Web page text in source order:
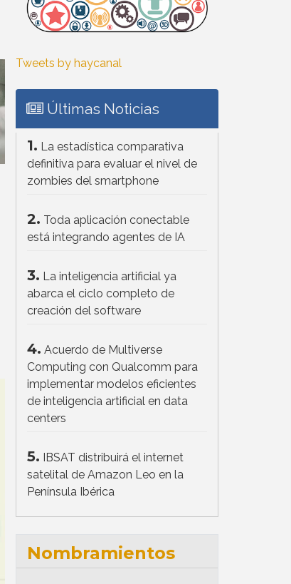
Tweets by haycanal
Últimas Noticias
1. La estadística comparativa
definitiva para evaluar el nivel de
zombies del smartphone
2. Toda aplicación conectable
está integrando agentes de IA
3. La inteligencia artificial ya
abarca el ciclo completo de
creación del software
4. Acuerdo de Multiverse
Computing con Qualcomm para
implementar modelos eficientes
de inteligencia artificial en data
centers
5. IBSAT distribuirá el internet
satelital de Amazon Leo en la
Península Ibérica
Nombramientos